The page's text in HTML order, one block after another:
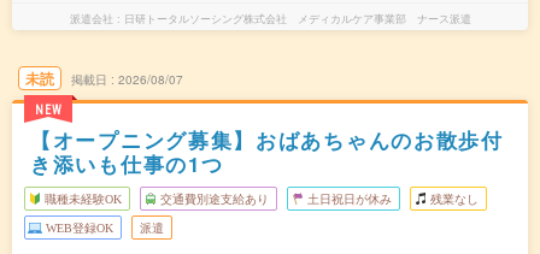
派遣会社 日研トータルソーシング株式会社 メディカルケア事業部 ナース派遣
未読
NEW
掲載日 2026/08/07
【オープニング募集】おばあちゃんのお散歩付
き添いも仕事の1つ
職種未経験OK 交通費別途支給あり 土日祝日が休み 残業なし
WEB登録OK 派遣